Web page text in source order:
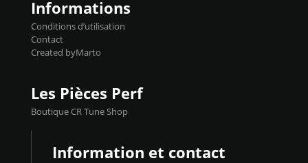
Informations
Conditions d’utilisation
Contact
Created byMarto
Les Pièces Perf
Boutique CR Tune Shop
Information et contact